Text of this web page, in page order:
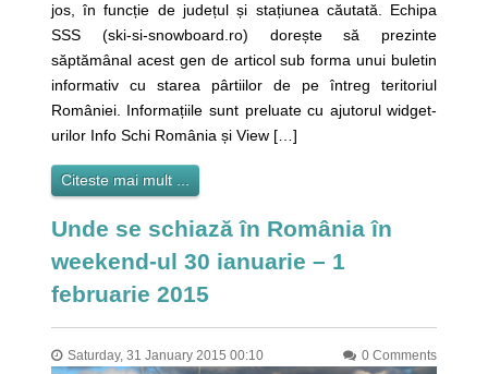
jos, în funcție de județul și stațiunea căutată. Echipa
SSS (ski-si-snowboard.ro) dorește să prezinte
săptămânal acest gen de articol sub forma unui buletin
informativ cu starea pârtiilor de pe întreg teritoriul
României. Informațiile sunt preluate cu ajutorul widget-
urilor Info Schi România și View […]
Citeste mai mult ...
Unde se schiază în România în
weekend-ul 30 ianuarie – 1
februarie 2015
Saturday, 31 January 2015 00:10 0 Comments